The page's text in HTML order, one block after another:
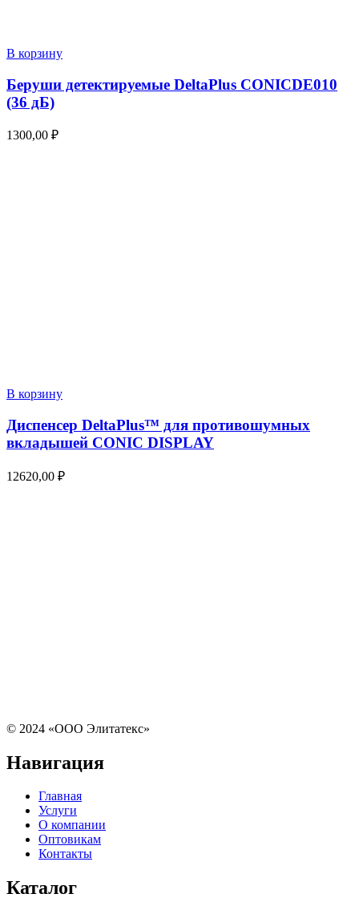
В корзину
Беруши детектируемые DeltaPlus CONICDE010
(36 дБ)
1300,00 ₽
В корзину
Диспенсер DeltaPlus™ для противошумных
вкладышей CONIC DISPLAY
12620,00 ₽
© 2024 «ООО Элитатекс»
Навигация
Главная
Услуги
О компании
Оптовикам
Контакты
Каталог